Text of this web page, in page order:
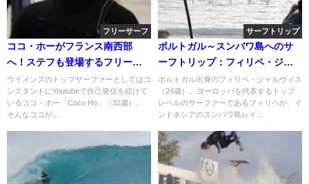
フリーサーフ
ココ・ホーがフランス南西部
へ！ステフも登場するフリーサ
ーフィン動画
ウイメンズのトップサーファーとしてはコ
ンスタントにYoutubeで自己発信を続けて
いるココ・ホー「Coco Ho」（32歳）。
そんなココが...
サーフトリップ
ポルトガル～スンバワ島へのサ
ーフトリップ：フィリペ・ジャ
ルヴィス
ポルトガル出身のフィリペ・ジャルヴィス
（24歳）。ヨーロッパを代表するトップ
レベルのサーファーであるフィリペが、イ
ンドネシアのスンバワ島レイ...